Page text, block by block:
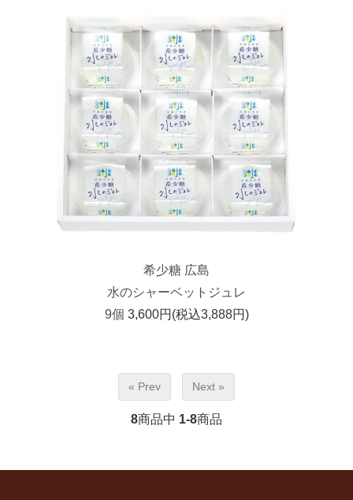
希少糖 広島
水のシャーベットジュレ
9個 3,600円(税込3,888円)
« Prev Next »
8商品中 1-8商品